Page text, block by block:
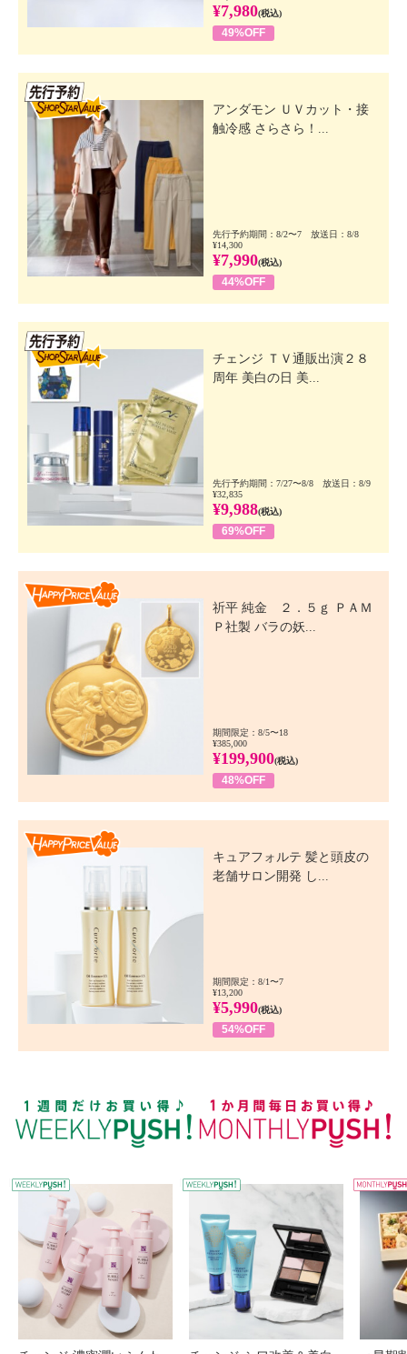
¥7,980(税込)
49%OFF
アンダモン ＵＶカット・接
触冷感 さらさら！...
先行予約期間：8/2〜7 放送日：8/8
¥14,300
¥7,990(税込)
44%OFF
チェンジ ＴＶ通販出演２８
周年 美白の日 美...
先行予約期間：7/27〜8/8 放送日：8/9
¥32,835
¥9,988(税込)
69%OFF
祈平 純金 ２．５ｇ ＰＡＭ
Ｐ社製 バラの妖...
期間限定：8/5〜18
¥385,000
¥199,900(税込)
48%OFF
キュアフォルテ 髪と頭皮の
老舗サロン開発 し...
期間限定：8/1〜7
¥13,200
¥5,990(税込)
54%OFF
WEEKLY PUSH